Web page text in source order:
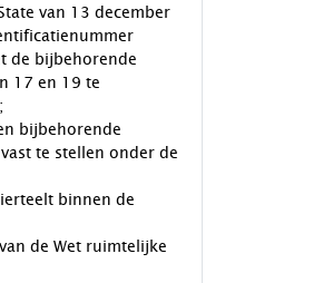
van 13 december
de bijbehorende
17 en 19 te
bijbehorende
te stellen onder de
binnen de
de Wet ruimtelijke